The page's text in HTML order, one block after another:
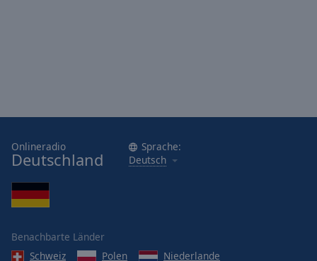
Onlineradio
Deutschland
Sprache:
Deutsch
Benachbarte Länder
Schweiz
Polen
Niederlande